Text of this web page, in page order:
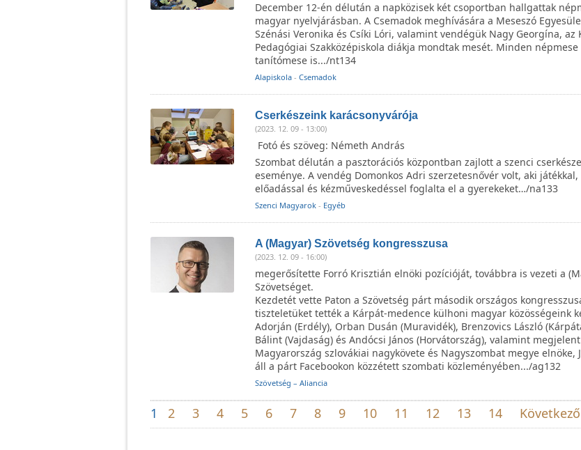
December 12-én délután a napközisek két csoportban hallgattak
magyar nyelvjárásban. A Csemadok meghívására a Meseszó
Szénási Veronika és Csíki Lóri, valamint vendégük Nagy Georgína, az
Pedagógiai Szakközépiskola diákja mondtak mesét. Minden
tanítómese is.../nt134
Alapiskola- Csemadok
Cserkészeink karácsonyvárója
(2023. 12. 09 - 13:00)
Fotó és szöveg: Németh András
Szombat délután a pasztorációs központban zajlott a szenci
eseménye. A vendég Domonkos Adri szerzetesnővér volt, aki
előadással és kézműveskedéssel foglalta el a gyerekeket…/na133
Szenci Magyarok- Egyéb
A (Magyar) Szövetség kongresszusa
(2023. 12. 09 - 16:00)
megerősítette Forró Krisztián elnöki pozícióját, továbbra is vezeti a
Szövetséget.
Kezdetét vette Paton a Szövetség párt második országos
tiszteletüket tették a Kárpát-medence külhoni magyar közösségeink
Adorján (Erdély), Orban Dusán (Muravidék), Brenzovics László
Bálint (Vajdaság) és Andócsi János (Horvátország), valamint
Magyarország szlovákiai nagykövete és Nagyszombat megye elnöke,
áll a párt Facebookon közzétett szombati közleményében.../ag132
Szövetség – Aliancia
1 2 3 4 5 6 7 8 9 10 11 12 13 14 Következő